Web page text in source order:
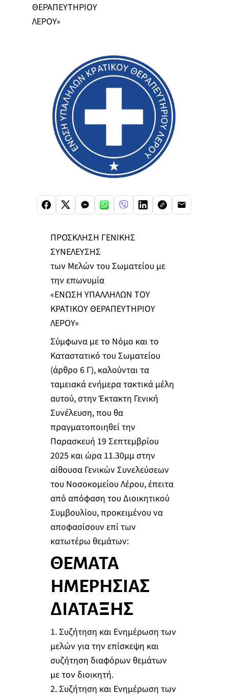
ΘΕΡΑΠΕΥΤΗΡΙΟΥ
ΛΕΡΟΥ»
ΠΡΟΣΚΛΗΣH ΓΕΝΙΚΗΣ
ΣΥΝΕΛΕΥΣΗΣ
των Μελών του Σωματείου με
την επωνυμία
«ΕΝΩΣΗ ΥΠΑΛΛΗΛΩΝ ΤΟΥ
ΚΡΑΤΙΚΟΥ ΘΕΡΑΠΕΥΤΗΡΙΟΥ
ΛΕΡΟΥ»
Σύμφωνα με το Νόμο και το
Καταστατικό του Σωματείου
(άρθρο 6 Γ), καλούνται τα
ταμειακά ενήμερα τακτικά μέλη
αυτού, στην Έκτακτη Γενική
Συνέλευση, που θα
πραγματοποιηθεί την
Παρασκευή 19 Σεπτεμβρίου
2025 και ώρα 11.30μμ στην
αίθουσα Γενικών Συνελεύσεων
του Νοσοκομείου Λέρου, έπειτα
από απόφαση του Διοικητικού
Συμβουλίου, προκειμένου να
αποφασίσουν επί των
κατωτέρω θεμάτων:
ΘΕΜΑΤΑ
ΗΜΕΡΗΣΙΑΣ
ΔΙΑΤΑΞΗΣ
1. Συζήτηση και Ενημέρωση των
μελών για την επίσκεψη και
συζήτηση διαφόρων θεμάτων
με τον διοικητή.
2. Συζήτηση και Ενημέρωση των